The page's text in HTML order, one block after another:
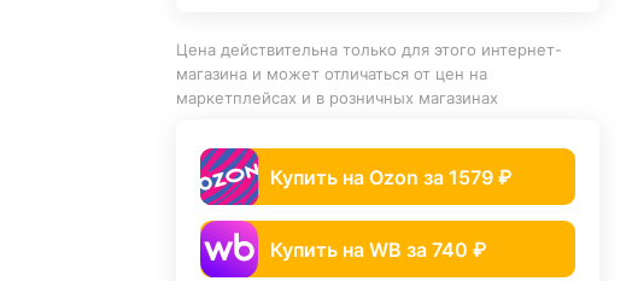
Цена действительна только для этого интернет-
магазина и может отличаться от цен на
маркетплейсах и в розничных магазинах
Купить на Ozon за 1579 ₽
Купить на WB за 740 ₽